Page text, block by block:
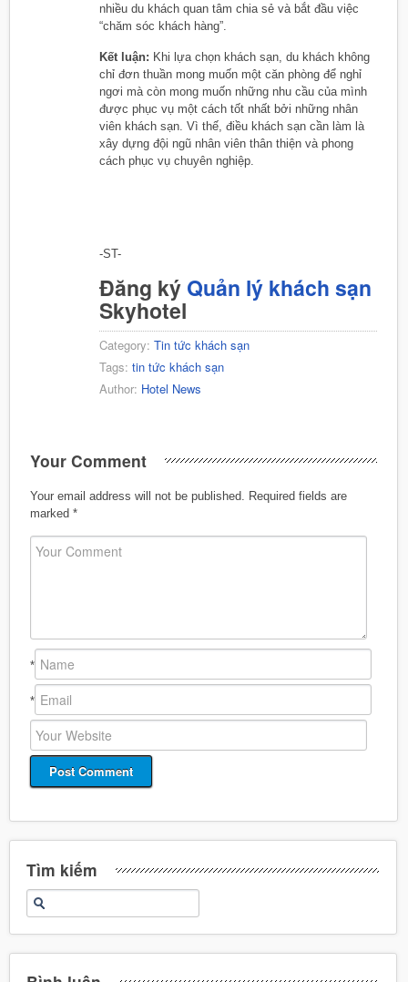
nhiều du khách quan tâm chia sẻ và bắt đầu việc
“chăm sóc khách hàng”.
Kết luận: Khi lựa chọn khách sạn, du khách không
chỉ đơn thuần mong muốn một căn phòng để nghỉ
ngơi mà còn mong muốn những nhu cầu của mình
được phục vụ một cách tốt nhất bởi những nhân
viên khách sạn. Vì thế, điều khách sạn cần làm là
xây dựng đội ngũ nhân viên thân thiện và phong
cách phục vụ chuyên nghiệp.
-ST-
Đăng ký Quản lý khách sạn
Skyhotel
Category: Tin tức khách sạn
Tags: tin tức khách sạn
Author: Hotel News
Your Comment
Your email address will not be published. Required fields are
marked *
*
*
Tìm kiếm